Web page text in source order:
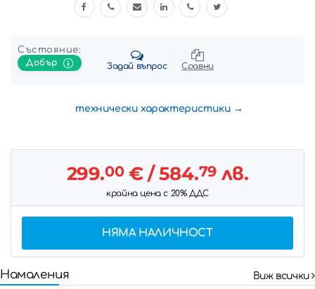
Състояние:
Добър
Задай въпрос Сравни
технически характеристики
299.00€/ 584.79лв.
крайна цена с 20% ДДС
НЯМА НАЛИЧНОСТ
Намаления Виж всички